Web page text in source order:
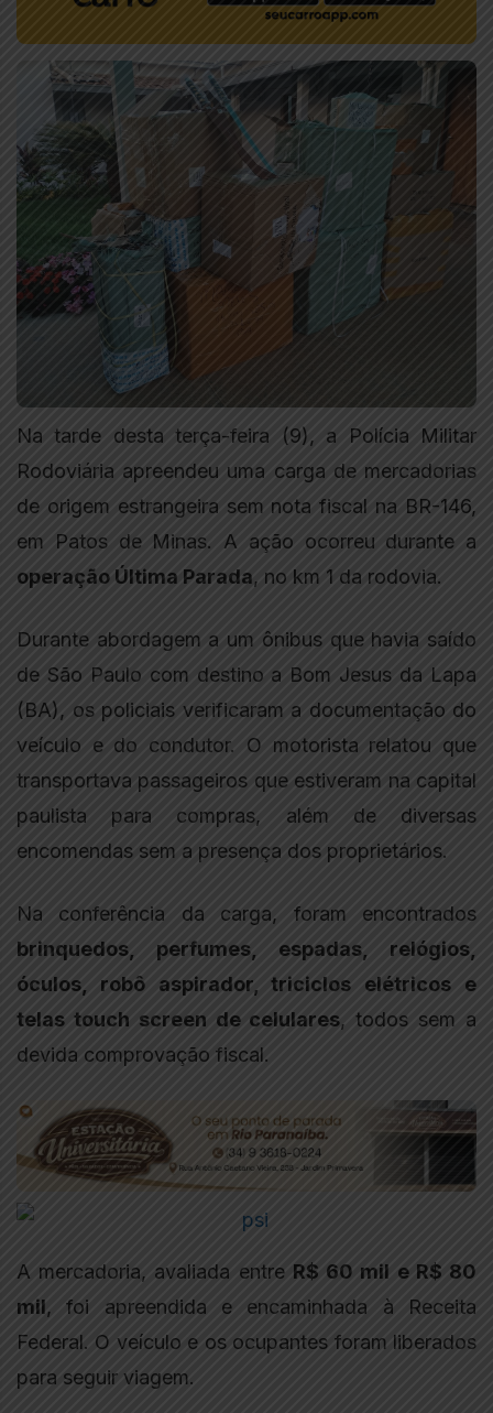
Na tarde desta terça-feira (9), a Polícia Militar
Rodoviária apreendeu uma carga de mercadorias
de origem estrangeira sem nota fiscal na BR-146,
em Patos de Minas. A ação ocorreu durante a
operação Última Parada, no km 1 da rodovia.
Durante abordagem a um ônibus que havia saído
de São Paulo com destino a Bom Jesus da Lapa
(BA), os policiais verificaram a documentação do
veículo e do condutor. O motorista relatou que
transportava passageiros que estiveram na capital
paulista para compras, além de diversas
encomendas sem a presença dos proprietários.
Na conferência da carga, foram encontrados
brinquedos, perfumes, espadas, relógios,
óculos, robô aspirador, triciclos elétricos e
telas touch screen de celulares, todos sem a
devida comprovação fiscal.
A mercadoria, avaliada entre R$ 60 mil e R$ 80
mil, foi apreendida e encaminhada à Receita
Federal. O veículo e os ocupantes foram liberados
para seguir viagem.